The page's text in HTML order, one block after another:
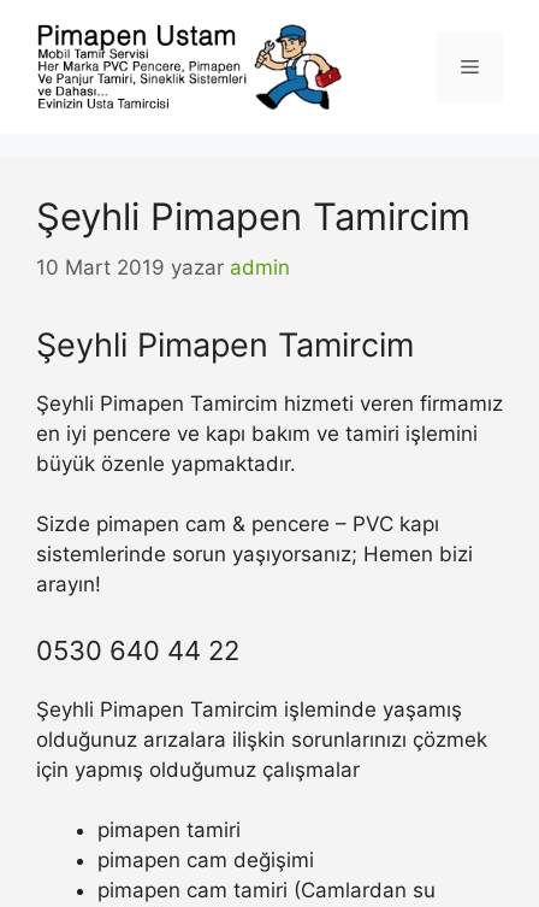
Menü
Şeyhli Pimapen Tamircim
10 Mart 2019 yazar admin
Şeyhli Pimapen Tamircim
Şeyhli Pimapen Tamircim hizmeti veren firmamız
en iyi pencere ve kapı bakım ve tamiri işlemini
büyük özenle yapmaktadır.
Sizde pimapen cam & pencere – PVC kapı
sistemlerinde sorun yaşıyorsanız; Hemen bizi
arayın!
0530 640 44 22
Şeyhli Pimapen Tamircim işleminde yaşamış
olduğunuz arızalara ilişkin sorunlarınızı çözmek
için yapmış olduğumuz çalışmalar
pimapen tamiri
pimapen cam değişimi
pimapen cam tamiri (Camlardan su